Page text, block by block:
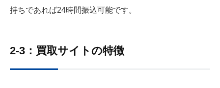
持ちであれば24時間振込可能です。
2-3：買取サイトの特徴